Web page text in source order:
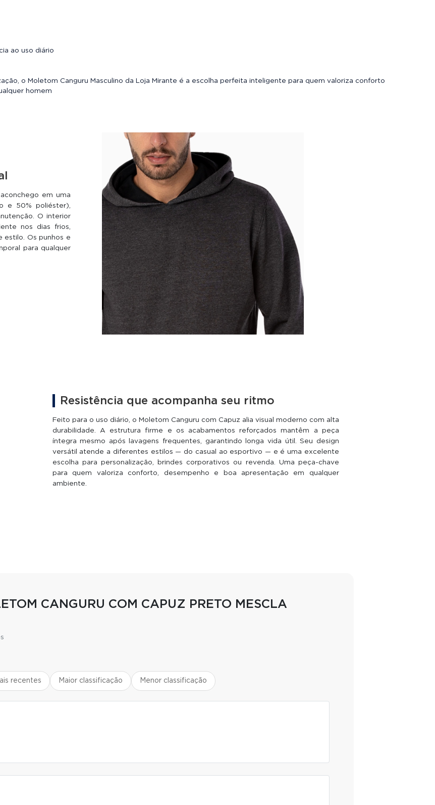
ao uso diário
o Moletom Canguru Masculino da Loja Mirante é a escolha perfeita inteligente para quem valoriza conforto
homem
em uma
e 50% poliéster),
O interior
nos dias frios,
estilo. Os punhos e
para qualquer
Resistência que acompanha seu ritmo
Feito para o uso diário, o Moletom Canguru com Capuz alia visual moderno com alta
durabilidade. A estrutura firme e os acabamentos reforçados mantêm a peça
íntegra mesmo após lavagens frequentes, garantindo longa vida útil. Seu design
versátil atende a diferentes estilos — do casual ao esportivo — e é uma excelente
escolha para personalização, brindes corporativos ou revenda. Uma peça-chave
para quem valoriza conforto, desempenho e boa apresentação em qualquer
ambiente.
CANGURU COM CAPUZ PRETO MESCLA
recentes Maior classificação Menor classificação